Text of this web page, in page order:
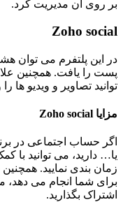
روی آن مدیریت کرد.
Zoho
این پلتفرم می توان هشتگ
را یافت. همچنین علاوه
تصاویر و ویدیو ها را
حساب اجتماعی در برنامه
دارید، می توانید با کمک
بندی نمایید. همچنین با
شما انجام می دهد، می
بگذارید.